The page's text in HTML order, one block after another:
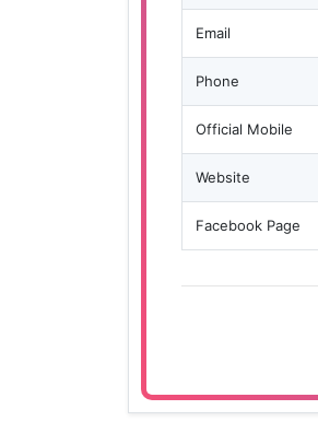
Email
Phone
Official Mobile
Website
Facebook Page